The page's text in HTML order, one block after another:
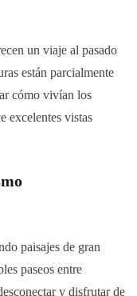
un viaje al pasado
están parcialmente
cómo vivían los
excelentes vistas
paisajes de gran
paseos entre
y disfrutar de